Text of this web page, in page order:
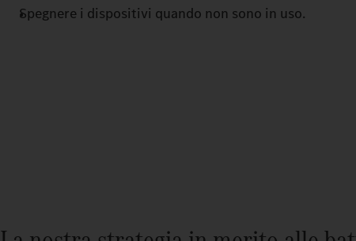
Spegnere i dispositivi quando non sono in uso.